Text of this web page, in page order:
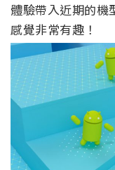
體驗帶入近期的機
感覺非常有趣！